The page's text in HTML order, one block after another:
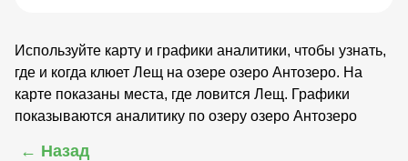
Используйте карту и графики аналитики, чтобы узнать,
где и когда клюет Лещ на озере озеро Антозеро. На
карте показаны места, где ловится Лещ. Графики
показываются аналитику по озеру озеро Антозеро
← Назад